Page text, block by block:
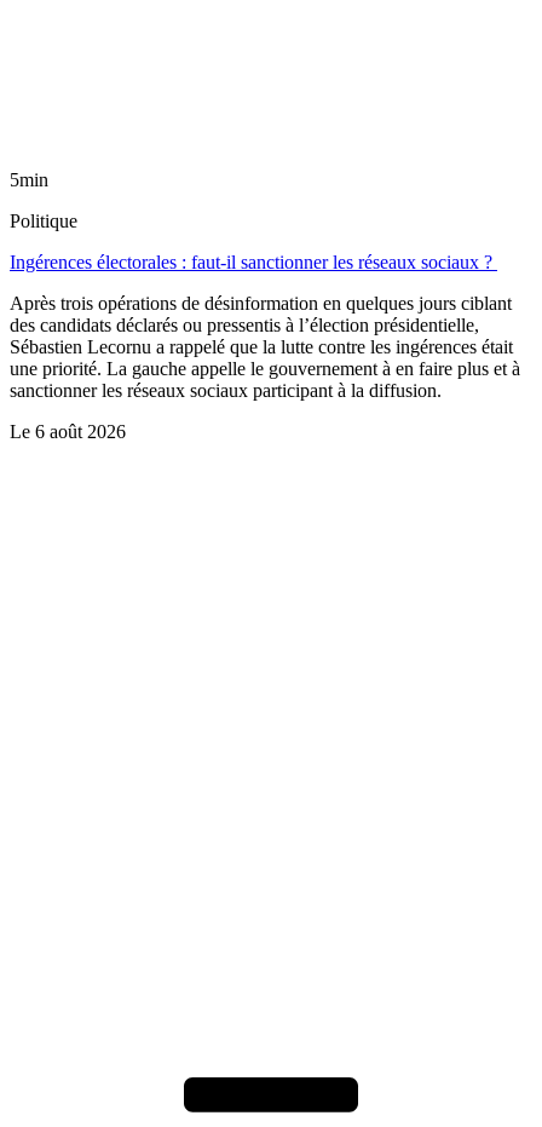
5min
Politique
Ingérences électorales : faut-il sanctionner les réseaux sociaux ?
Après trois opérations de désinformation en quelques jours ciblant
des candidats déclarés ou pressentis à l’élection présidentielle,
Sébastien Lecornu a rappelé que la lutte contre les ingérences était
une priorité. La gauche appelle le gouvernement à en faire plus et à
sanctionner les réseaux sociaux participant à la diffusion.
Le 6 août 2026